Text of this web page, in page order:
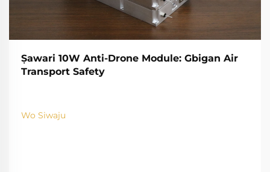
Ṣawari 10W Anti-Drone Module: Gbigan Air
Transport Safety
Wo Siwaju